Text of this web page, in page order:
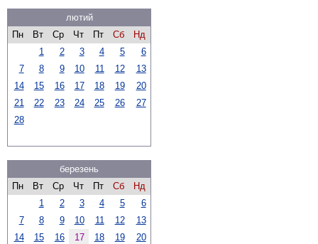
лютий
Пн
Вт Ср Чт Пт Сб
Нд
1
2 3 4 5
6
7
8 9 10 11 12
13
14
15 16 17 18 19
20
21
22 23 24 25 26
27
28
березень
Пн
Вт Ср Чт Пт Сб
Нд
1
2 3 4 5
6
7
8 9 10 11 12
13
14
15 16 17 18 19
20